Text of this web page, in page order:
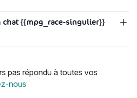
chat {{mpg_race-singulier}}
pas répondu à toutes vos
nous